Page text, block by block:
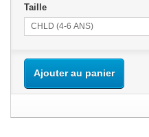
Taille
CHLD (4-6 ANS)
Ajouter au panier